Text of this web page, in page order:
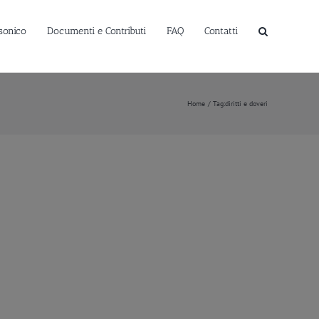
Documenti e Contributi FAQ Contatti
Home Tag:diritti e doveri